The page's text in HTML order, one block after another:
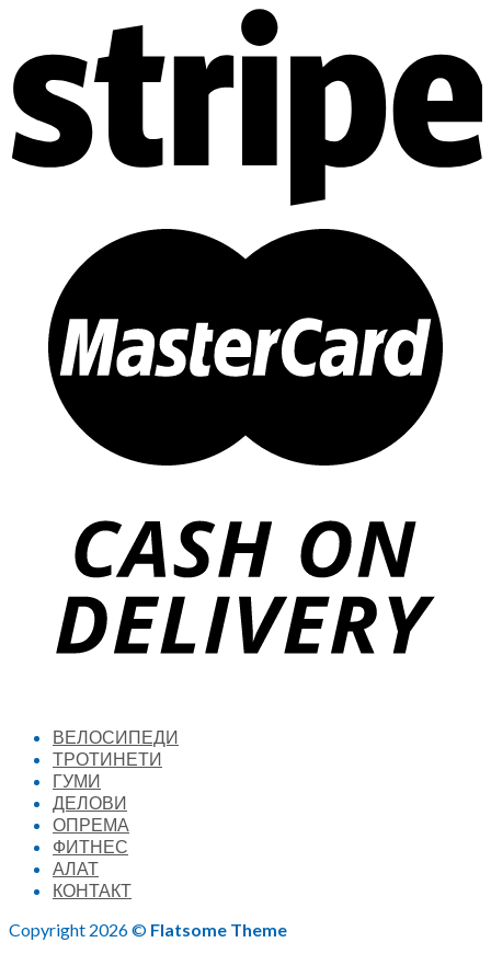
ВЕЛОСИПЕДИ
ТРОТИНЕТИ
ГУМИ
ДЕЛОВИ
ОПРЕМА
ФИТНЕС
АЛАТ
КОНТАКТ
Copyright 2026 © Flatsome Theme